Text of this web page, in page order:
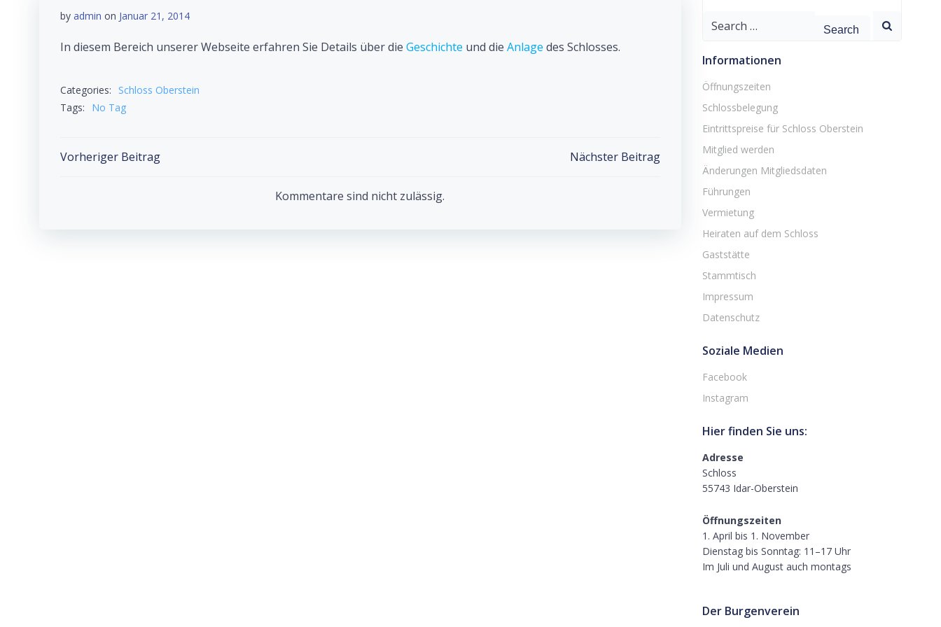
by admin on Januar 21, 2014
In diesem Bereich unserer Webseite erfahren Sie Details über die Geschichte und die Anlage des Schlosses.
Categories:
Schloss Oberstein
Tags:
No Tag
Post
Vorheriger Beitrag
navigation
Nächster Beitrag
Kommentare sind nicht zulässig.
Search
Informationen
Öffnungszeiten
Schlossbelegung
Eintrittspreise für Schloss Oberstein
Mitglied werden
Änderungen Mitgliedsdaten
Führungen
Vermietung
Heiraten auf dem Schloss
Gaststätte
Stammtisch
Impressum
Datenschutz
Soziale Medien
Facebook
Instagram
Hier finden Sie uns:
Adresse
Schloss
55743 Idar-Oberstein
Öffnungszeiten
1. April bis 1. November
Dienstag bis Sonntag: 11–17 Uhr
Im Juli und August auch montags
Der Burgenverein